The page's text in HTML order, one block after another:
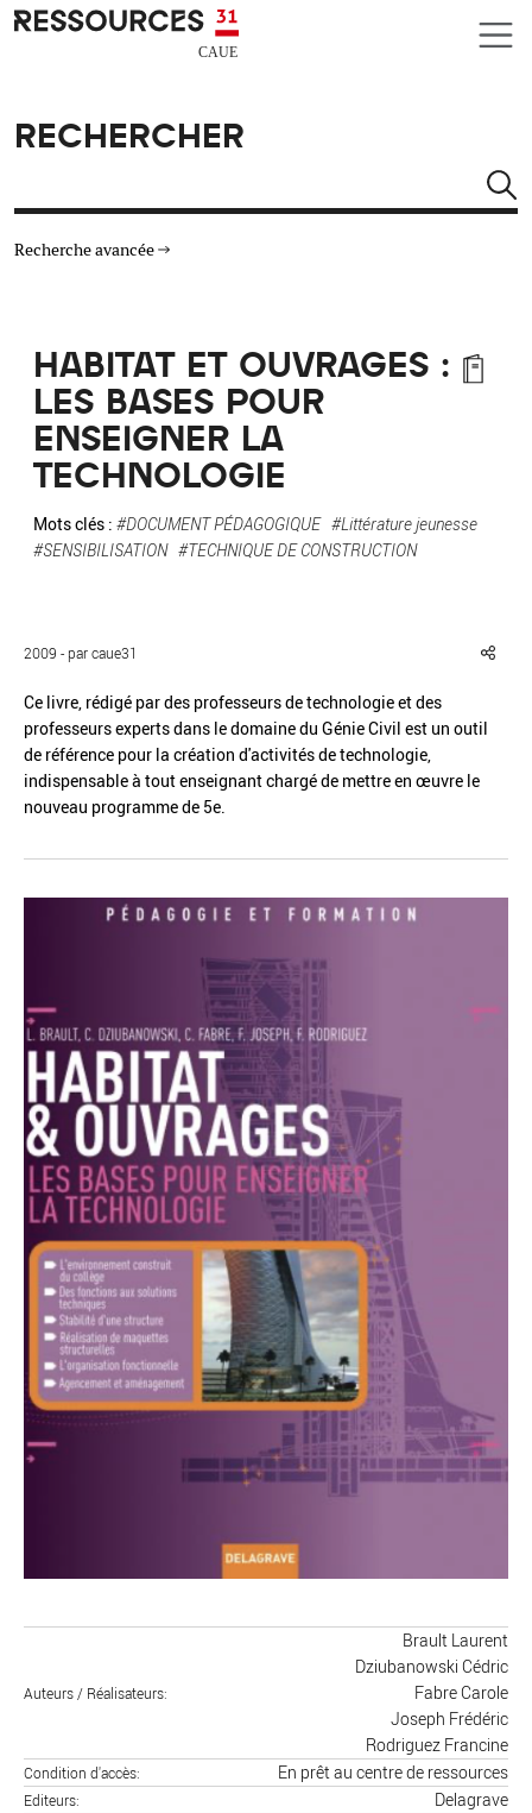
Aller au contenu principal
CAUE RESSOURCES 31
RECHERCHER
Recherche avancée
TYPE DE RESSOURCES
MATÉRIAUX
HABITAT ET OUVRAGES :
LES BASES POUR
ENSEIGNER LA
TECHNOLOGIE
Mots clés : #DOCUMENT PÉDAGOGIQUE #Littérature jeunesse
#SENSIBILISATION #TECHNIQUE DE CONSTRUCTION
2009 - par caue31
Ce livre, rédigé par des professeurs de technologie et des
professeurs experts dans le domaine du Génie Civil est un outil
de référence pour la création d'activités de technologie,
indispensable à tout enseignant chargé de mettre en œuvre le
nouveau programme de 5e.
Auteurs / Réalisateurs
Brault Laurent
Dziubanowski Cédric
Fabre Carole
Joseph Frédéric
Rodriguez Francine
Condition d'accès En prêt au centre de ressources
Editeurs Delagrave